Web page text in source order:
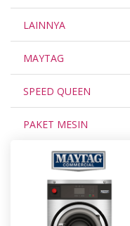
LAINNYA
MAYTAG
SPEED QUEEN
PAKET MESIN